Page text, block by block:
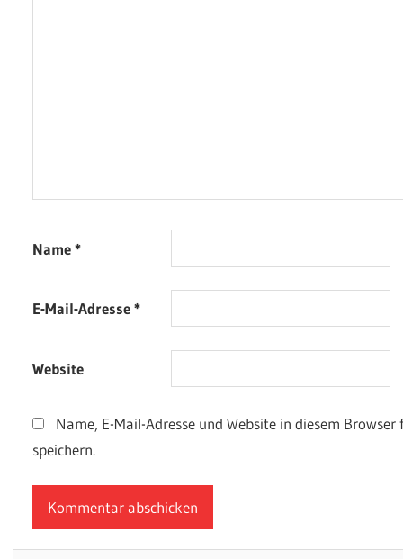
Name*
E-Mail-Adresse*
Website
Name, E-Mail-Adresse und Website in diesem
speichern.